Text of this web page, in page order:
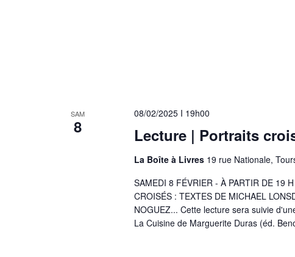
SAM
8 Lecture | Portraits
08/02/2025 I 19h00
La Boîte à Livres 19 rue Nationale,
SAMEDI 8 FÉVRIER - À PARTIR DE 19
CROISÉS : TEXTES DE MICHAEL
NOGUEZ... Cette lecture sera suivie
La Cuisine de Marguerite Duras (éd.